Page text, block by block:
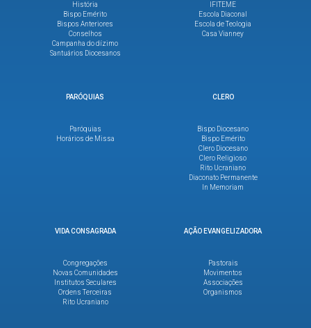
História
Bispo Emérito
Bispos Anteriores
Conselhos
Campanha do dízimo
Santuários Diocesanos
IFITEME
Escola Diaconal
Escola de Teologia
Casa Vianney
PARÓQUIAS
Paróquias
Horários de Missa
CLERO
Bispo Diocesano
Bispo Emérito
Clero Diocesano
Clero Religioso
Rito Ucraniano
Diaconato Permanente
In Memoriam
VIDA CONSAGRADA
Congregações
Novas Comunidades
Institutos Seculares
Ordens Terceiras
Rito Ucraniano
AÇÃO EVANGELIZADORA
Pastorais
Movimentos
Associações
Organismos